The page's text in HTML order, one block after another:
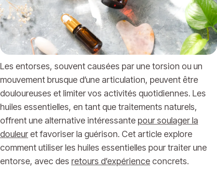
Les entorses, souvent causées par une torsion ou un
mouvement brusque d’une articulation, peuvent être
douloureuses et limiter vos activités quotidiennes. Les
huiles essentielles, en tant que traitements naturels,
offrent une alternative intéressante pour soulager la
douleur et favoriser la guérison. Cet article explore
comment utiliser les huiles essentielles pour traiter une
entorse, avec des retours d’expérience concrets.